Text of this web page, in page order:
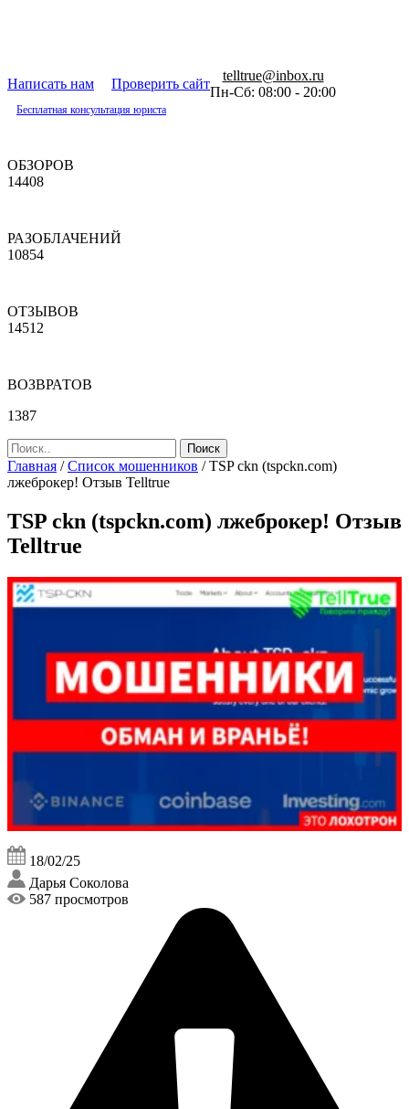
Написать нам Проверить сайт
telltrue@inbox.ru
Пн-Сб: 08:00 - 20:00
Бесплатная консультация юриста
ОБЗОРОВ
14408
РАЗОБЛАЧЕНИЙ
10854
ОТЗЫВОВ
14512
ВОЗВРАТОВ
1387
Главная /Список мошенников /TSP ckn (tspckn.com)
лжеброкер! Отзыв Telltrue
TSP ckn (tspckn.com) лжеброкер! Отзыв
Telltrue
18/02/25
Дарья Соколова
587 просмотров